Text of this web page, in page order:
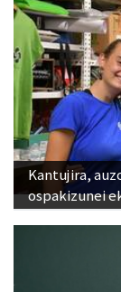
Kantujira,
ospakizunei